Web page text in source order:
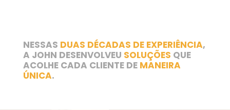
NESSAS DUAS DÉCADAS DE EXPERIÊNCIA,
A JOHN DESENVOLVEU SOLUÇÕES QUE
ACOLHE CADA CLIENTE DE MANEIRA
ÚNICA.